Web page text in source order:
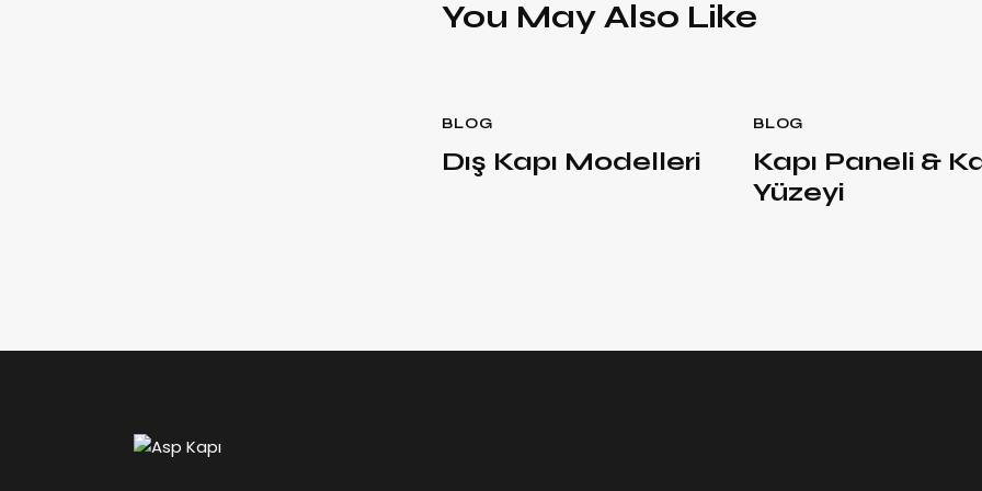
You May Also Like
BLOG
Dış Kapı Modelleri
BLOG
Kapı Paneli &
Yüzeyi